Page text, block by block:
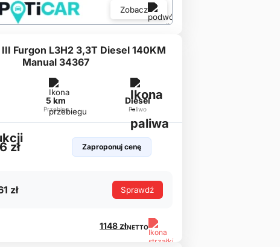
Zobacz
Furgon L3H2 3,3T Diesel 140KM
Manual 34367
5 km
Przebieg
Diesel
Paliwo
zł Zaproponuj cenę
zł Sprawdź
1148 złNETTO